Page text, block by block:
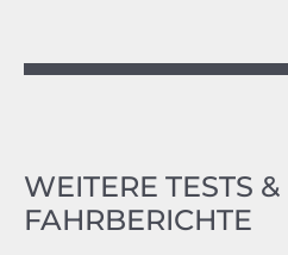
WEITERE TESTS &
FAHRBERICHTE